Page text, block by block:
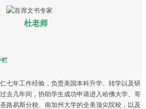
杜老师
栏
七年工作经验，负责美国本科升学、转学以及研
去几年间，协助学生成功申请进入哈佛大学、哥
路易斯分校、南加州大学的全美顶尖院校，以及